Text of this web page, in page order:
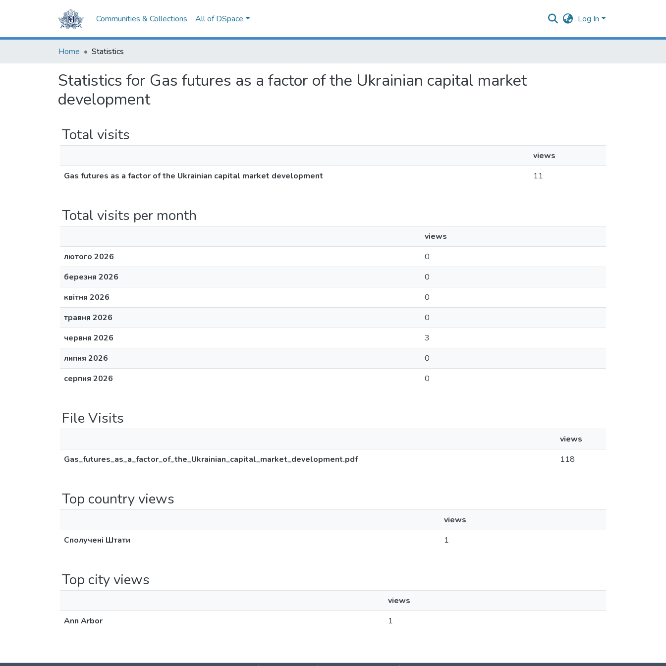
Communities & Collections All of DSpace Log In
Home Statistics
Statistics for Gas futures as a factor of the Ukrainian capital market
development
Total visits
views
Gas futures as a factor of the Ukrainian capital market development
11
Total visits per month
views
лютого 2026
0
березня 2026
0
квітня 2026
0
травня 2026
0
червня 2026
3
липня 2026
0
серпня 2026
0
File Visits
views
Gas_futures_as_a_factor_of_the_Ukrainian_capital_market_development.pdf
118
Top country views
views
Сполучені Штати
1
Top city views
views
Ann Arbor
1